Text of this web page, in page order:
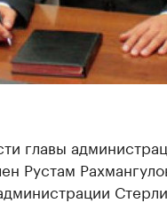
главы
Рустам